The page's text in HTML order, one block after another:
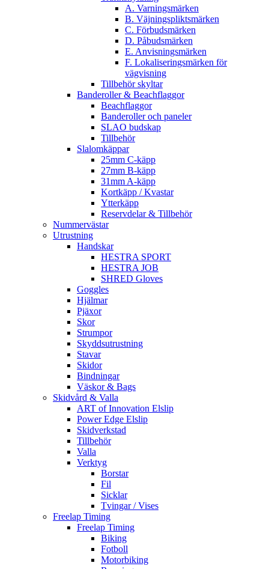
A. Varningsmärken
B. Väjningspliktsmärken
C. Förbudsmärken
D. Påbudsmärken
E. Anvisningsmärken
F. Lokaliseringsmärken för
vägvisning
Tillbehör skyltar
Banderoller & Beachflaggor
Beachflaggor
Banderoller och paneler
SLAO budskap
Tillbehör
Slalomkäppar
25mm C-käpp
27mm B-käpp
31mm A-käpp
Kortkäpp / Kvastar
Ytterkäpp
Reservdelar & Tillbehör
Nummervästar
Utrustning
Handskar
HESTRA SPORT
HESTRA JOB
SHRED Gloves
Goggles
Hjälmar
Pjäxor
Skor
Strumpor
Skyddsutrustning
Stavar
Skidor
Bindningar
Väskor & Bags
Skidvård & Valla
ART of Innovation Elslip
Power Edge Elslip
Skidverkstad
Tillbehör
Valla
Verktyg
Borstar
Fil
Sicklar
Tvingar / Vises
Freelap Timing
Freelap Timing
Biking
Fotboll
Motorbiking